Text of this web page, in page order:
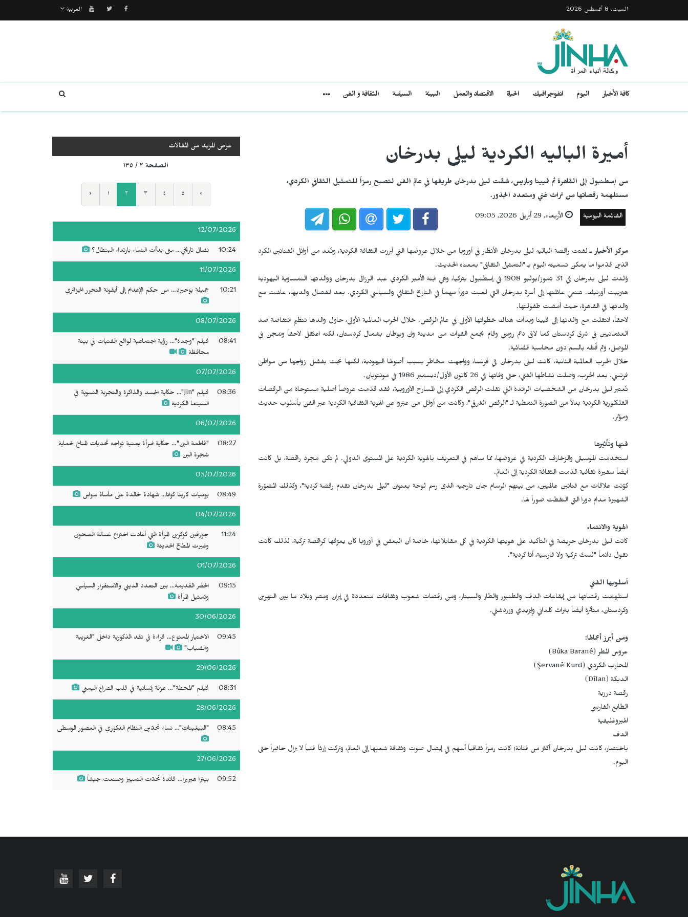
السبت, 8 أغسطس 2026 العربية
كافة الأخبار اليوم انفوجرافيك الحياة الاقتصاد والعمل البيئة السياسة الثقافة و الفن
أميرة الباليه الكردية ليلى بدرخان
من إسطنبول إلى القاهرة ثم فيينا وباريس، شقّت ليلى بدرخان طريقها في عالم الفن لتصبح رمزاً للتمثيل الثقافي الكردي،
مستلهمة رقصاتها من تراث غني ومتعدد الجذور.
القائمة اليومية الأربعاء, 29 أبريل 2026, 09:05
مركز الأخبار ـ لفتت راقصة الباليه ليلى بدرخان الأنظار في أوروبا من خلال عروضها التي أبرزت الثقافة الكردية، وتُعد من أوائل الفنانين الكرد
الذين قدّموا ما يمكن تسميته اليوم بـ "التمثيل الثقافي" بمعناه الحديث.
وُلدت ليلى بدرخان في 31 تموز/يوليو 1908 في إسطنبول بتركيا، وهي ابنة الأمير الكردي عبد الرزاق بدرخان ووالدتها النمساوية اليهودية
هنرييت أورنيك. تنتمي عائلتها إلى أسرة بدرخان التي لعبت دوراً مهماً في التاريخ الثقافي والسياسي الكردي. بعد انفصال والديها، عاشت مع
والدتها في القاهرة، حيث أمضت طفولتها.
لاحقاً، انتقلت مع والدتها إلى فيينا وبدأت هناك خطواتها الأولى في عالم الرقص. خلال الحرب العالمية الأولى، حاول والدها تنظيم انتفاضة ضد
العثمانيين في شرق كردستان كما لاقى دعم روسي وقام بجمع القوات من مدينة وان وبوطان بشمال كردستان، لكنه اعتُقل لاحقاً وسُجن في
الموصل، وتم قُتله بالسم دون محاسبة قضائية.
خلال الحرب العالمية الثانية، كانت ليلى بدرخان في فرنسا، وواجهت مخاطر بسبب أصولها اليهودية، لكنها نجت بفضل زواجها من مواطن
فرنسي. بعد الحرب، واصلت نشاطها الفني، حتى وفاتها في 26 كانون الأول/ديسمبر 1986 في مونتوبان.
تُعتبر ليلى بدرخان من الشخصيات الرائدة التي نقلت الرقص الكردي إلى المسارح الأوروبية، فقد قدّمت عروضاً أصلية مستوحاة من الرقصات
الفلكلورية الكردية بدلاً من الصورة النمطية لـ "الرقص الشرقي"، وكانت من أوائل من عبّروا عن الهوية الثقافية الكردية عبر الفن بأسلوب حديث
ومؤثر.
فنها وتأثيرها
استخدمت الموسيقى والزخارف الكردية في عروضها، مما ساهم في التعريف بالهوية الكردية على المستوى الدولي. لم تكن مجرد راقصة، بل كانت
أيضاً سفيرة ثقافية قدّمت الثقافة الكردية إلى العالم.
كوّنت علاقات مع فنانين عالميين، من بينهم الرسام جان تارجيه الذي رسم لوحة بعنوان "ليلى بدرخان تقدم رقصة كردية"، وكذلك المصوّرة
الشهيرة مدام دورا التي التقطت صوراً لها.
الهوية والانتماء
كانت ليلى بدرخان حريصة في التأكيد على هويتها الكردية في كل مقابلاتها، خاصة أن البعض في أوروبا كان يعرّفها كراقصة تركية، لذلك كانت
تقول دائماً "لستُ تركية ولا فارسية، أنا كردية".
أسلوبها الفني
استلهمت رقصاتها من إيقاعات الدف والطنبور والطار والسيتار، ومن رقصات شعوب وثقافات متعددة في إيران ومصر وبلاد ما بين النهرين
وكردستان، متأثرة أيضاً بتراث كلداني وإيزيدي وزردشتي.
ومن أبرز أعمالها:
عروس المطر (Bûka Baranê
)
المحارب الكردي (Şervanê Kurd
)
الدبكة (Dîlan
)
رقصة درزية
الطابع الفارسي
الهيروغليفية
الدف
باختصار، كانت ليلى بدرخان أكثر من فنانة؛ كانت رمزاً ثقافياً أسهم في إيصال صوت وثقافة شعبها إلى العالم، وتركت إرثاً فنياً لا يزال حاضراً حتى
اليوم.
عرض المزيد من المقالات
الصفحة ٢ / ١٣٥
‹ ١ ٢ ٣ ٤ ٥ ›
12/07/2026
10:24 نضال تاريخي... متى بدأت النساء بارتداء البنطال؟
11/07/2026
10:21 جميلة بوحيرد… من حكم الإعدام إلى أيقونة التحرر الجزائري
08/07/2026
08:41
فيلم "وجدة"... رؤية اجتماعية لواقع الفتيات في بيئة
محافظة
07/07/2026
08:36
فيلم "jin"... حكاية الجسد والذاكرة والتجربة النسوية في
السينما الكردية
06/07/2026
08:27
"فاطمة البن"… حكاية امرأة يمنية تواجه تحديات المناخ لحماية
شجرة البن
05/07/2026
08:49 يوميات كارينا كوانا... شهادة خالدة على مأساة سِواس
04/07/2026
11:24
جوزفين كوكرين المرأة التي أعادت اختراع غسالة الصحون
وغيرت المطابخ الحديثة
01/07/2026
09:15
الحضر القديمة... بين التعدد الديني والاستقرار السياسي
وتمثيل المرأة
30/06/2026
09:45
الاختيار الممنوع... قراءة في نقد الذكورية داخل "الغريبة
والضباب"
29/06/2026
08:31 فيلم "المحطة"… عزلة إنسانية في قلب الصراع اليمني
28/06/2026
08:45 "البيغينات"... نساء تحدّين النظام الذكوري في العصور الوسطى
27/06/2026
09:52 بيترا هيريرا… قائدة تحدّت التمييز وصنعت جيشاً